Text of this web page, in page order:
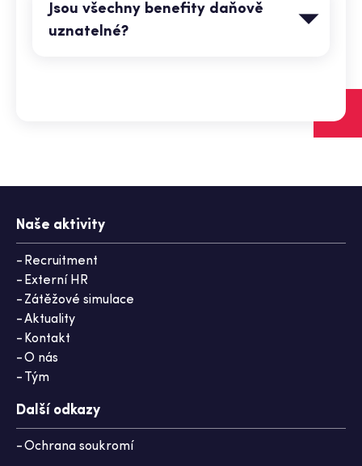
Jsou všechny benefity daňově
uznatelné?
Naše aktivity
Recruitment
Externí HR
Zátěžové simulace
Aktuality
Kontakt
O nás
Tým
Další odkazy
Ochrana soukromí